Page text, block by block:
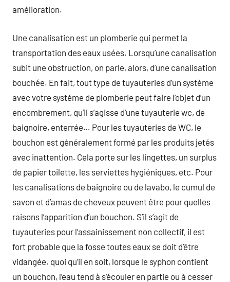
amélioration.
Une canalisation est un plomberie qui permet la
transportation des eaux usées. Lorsqu’une canalisation
subit une obstruction, on parle, alors, d’une canalisation
bouchée. En fait, tout type de tuyauteries d’un système
avec votre système de plomberie peut faire l’objet d’un
encombrement, qu’il s’agisse d’une tuyauterie wc, de
baignoire, enterrée… Pour les tuyauteries de WC, le
bouchon est généralement formé par les produits jetés
avec inattention. Cela porte sur les lingettes, un surplus
de papier toilette, les serviettes hygiéniques, etc. Pour
les canalisations de baignoire ou de lavabo, le cumul de
savon et d’amas de cheveux peuvent être pour quelles
raisons l’apparition d’un bouchon. S’il s’agit de
tuyauteries pour l’assainissement non collectif, il est
fort probable que la fosse toutes eaux se doit d’être
vidangée. quoi qu’il en soit, lorsque le syphon contient
un bouchon, l’eau tend à s’écouler en partie ou à cesser